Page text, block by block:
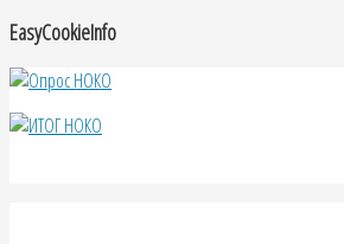
EasyCookieInfo